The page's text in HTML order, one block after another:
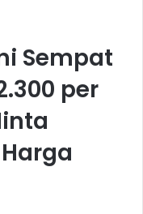
Sempat
per